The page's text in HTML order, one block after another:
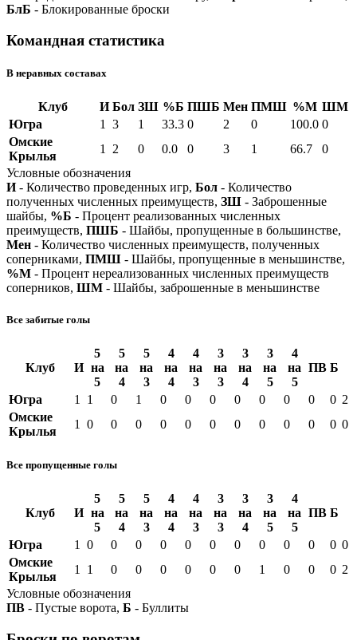
БлБ - Блокированные броски
Командная статистика
В неравных составах
Клуб И Бол ЗШ %Б ПШБ Мен ПМШ %М ШМ
Югра
1 3 1 33.3 0 2 0 100.0 0
Омские
Крылья
1 2 0 0.0 0 3 1 66.7
0
Условные обозначения
И- Количество проведенных игр, Бол - Количество
полученных численных преимуществ, ЗШ - Заброшенные
шайбы, %Б - Процент реализованных численных
преимуществ, ПШБ - Шайбы, пропущенные в большинстве,
Мен - Количество численных преимуществ, полученных
соперниками, ПМШ - Шайбы, пропущенные в меньшинстве,
%М - Процент нереализованных численных преимуществ
соперников, ШМ - Шайбы, заброшенные в меньшинстве
Все забитые голы
Клуб И
5
на
5
5
на
4
5
на
3
4
на
4
4
на
3
3
на
3
3
на
4
3
на
5
4
на
5
ПВ Б
Югра 1 1 0 1 0 0 0 0 0 0 0 0 2
Омские
Крылья
1 0 0 0 0 0 0 0 0 0 0 0 0
Все пропущенные голы
Клуб И
5
на
5
5
на
4
5
на
3
4
на
4
4
на
3
3
на
3
3
на
4
3
на
5
4
на
5
ПВ Б
Югра 1 0 0 0 0 0 0 0 0 0 0 0 0
Омские
Крылья
1 1 0 0 0 0 0 0 1 0 0 0 2
Условные обозначения
ПВ - Пустые ворота, Б - Буллиты